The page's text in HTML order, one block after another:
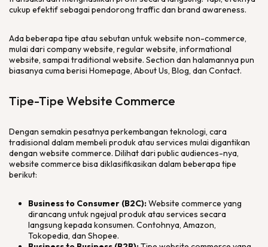
cukup efektif sebagai pendorong trafficdan brand awareness.
Ada beberapa tipe atau sebutan untukwebsite non-commerce,
mulai dari company website, regular website, informational
website, sampai traditional website. Section dan halamannya pun
biasanya cuma berisi Homepage, About Us, Blog, dan Contact.
Tipe-Tipe Website Commerce
Dengan semakin pesatnya perkembangan teknologi, cara
tradisional dalam membeli produk atau services mulai digantikan
dengan website commerce. Dilihat dari public audiences-nya,
website commerce bisa diklasifikasikan dalam beberapa tipe
berikut:
Business to Consumer (B2C):Website commerce yang
dirancang untuk ngejual produk atau services secara
langsung kepada konsumen. Contohnya, Amazon,
Tokopedia, dan Shopee.